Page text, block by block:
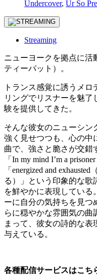
Undercover, Ur So
Streaming
ニューヨークを拠点に活
ティーパット）。
トランス感覚に誘うメ
リングでリスナーを魅
験を提供してきた。
そんな彼女のニューシン
強く見せつつも、心の中
曲で、強さと脆さが交錯
「In my mind I’m a
「energized and
る）」という印象的な歌
を鮮やかに表現している
ーに自分の気持ちを見つ
らに穏やかな雰囲気の曲
まって、彼女の詩的な
与えている。
各種配信サービスはこち